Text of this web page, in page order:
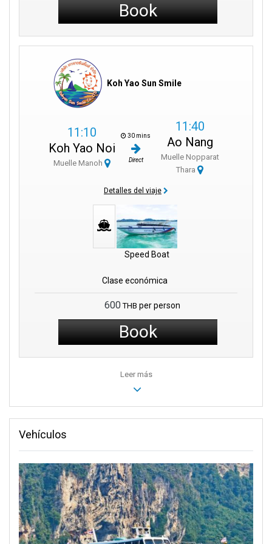
Book
Koh Yao Sun Smile
11:10
Koh Yao Noi
Muelle Manoh
30 mins
Direct
11:40
Ao Nang
Muelle Nopparat
Thara
Detalles del viaje
Speed Boat
Clase económica
600 THB per person
Book
Leer más
Vehículos